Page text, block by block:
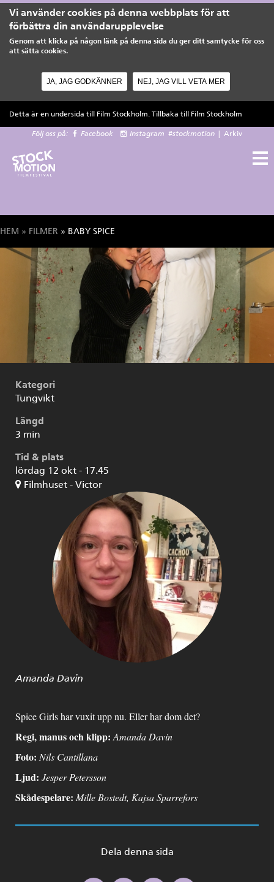
Vi använder cookies på denna webbplats för att
förbättra din användarupplevelse
Genom att klicka på någon länk på denna sida du ger ditt samtycke för oss
att sätta cookies.
JA, JAG GODKÄNNER NEJ, JAG VILL VETA MER
Detta är en undersida till Film Stockholm. Tillbaka till Film Stockholm
Följ oss på: Facebook Instagram #stockmotion Arkiv
Du är här
HEM » FILMER » BABY SPICE
Kategori
Tungvikt
Längd
3 min
Tid & plats
lördag 12 okt - 17.45
Filmhuset - Victor
Amanda Davin
Spice Girls har vuxit upp nu. Eller har dom det?
Regi, manus och klipp:Amanda Davin
Foto: Nils Cantillana
Ljud: Jesper Petersson
Skådespelare: Mille Bostedt, Kajsa Sparrefors
Dela denna sida